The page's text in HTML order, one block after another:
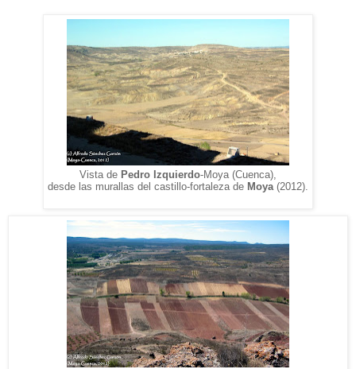
Vista de Pedro Izquierdo-Moya (Cuenca),
desde las murallas del castillo-fortaleza de Moya (2012).